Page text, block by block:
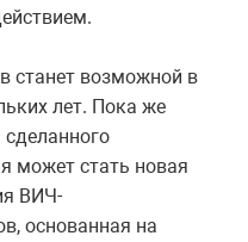
станет возможной в
лет. Пока же
может стать новая
ВИЧ-
основанная на